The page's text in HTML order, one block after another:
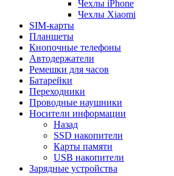
Чехлы iPhone
Чехлы Xiaomi
SIM-карты
Планшеты
Кнопочные телефоны
Автодержатели
Ремешки для часов
Батарейки
Переходники
Проводные наушники
Носители информации
Назад
SSD накопители
Карты памяти
USB накопители
Зарядные устройства